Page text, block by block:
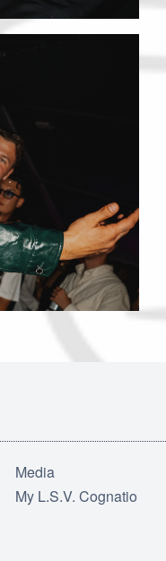
Media
My L.S.V. Cognatio